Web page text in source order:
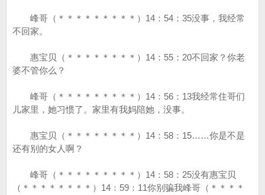
峰哥（＊＊＊＊＊＊＊＊＊）14：54：35没事，我经常
不回家。
惠宝贝（＊＊＊＊＊＊＊＊）14：55：20不回家？你老
婆不管你么？
峰哥（＊＊＊＊＊＊＊＊＊）14：56：13我经常住哥们
儿家里，她习惯了。家里有我妈陪她，没事。
惠宝贝（＊＊＊＊＊＊＊＊）14：58：15……你是不是
还有别的女人啊？
峰哥（＊＊＊＊＊＊＊＊＊）14：58：25没有惠宝贝
（＊＊＊＊＊＊＊＊）14：59：11你别骗我峰哥（＊＊＊＊